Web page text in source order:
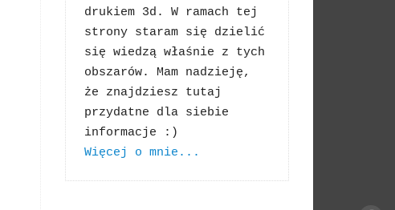
drukiem 3d. W ramach tej
strony staram się dzielić
się wiedzą właśnie z tych
obszarów. Mam nadzieję,
że znajdziesz tutaj
przydatne dla siebie
Więcej o mnie...